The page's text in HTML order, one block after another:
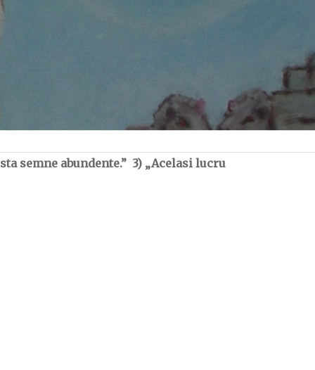
semne abundente.” 3) „Acelasi lucru